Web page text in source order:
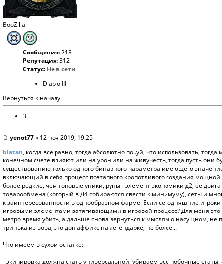
BooZilla
Сообщения:213
Репутация:312
Статус: Не в сети
Diablo III
Вернуться к началу
3
yenot77» 12 ноя 2019, 19:25
blazan, когда все равно, тогда абсолютно по..уй, что использовать,
конечном счете влияют или на урон или на живучесть, тогда пусть
существованию только одного бинарного параметра имеющего
включающий в себя процесс поэтапного кропотливого создания
более редкие, чем топовые уники, руны - элемент экономики д2, ее
товарообмена (который в Д4 собираются свести к минимуму), сеты и
к заинтересованности в однообразном фарме. Если сегодняшние
игровыми элементами затягивающими в игровой процесс? Для меня
метро время убить, а дальше снова вернуться к мыслям о насущном, не
тринька из вова, это доп аффикс на легендарке, не более...
Что имеем в сухом остатке:
- экипировка должна стать универсальной, убираем все побочные